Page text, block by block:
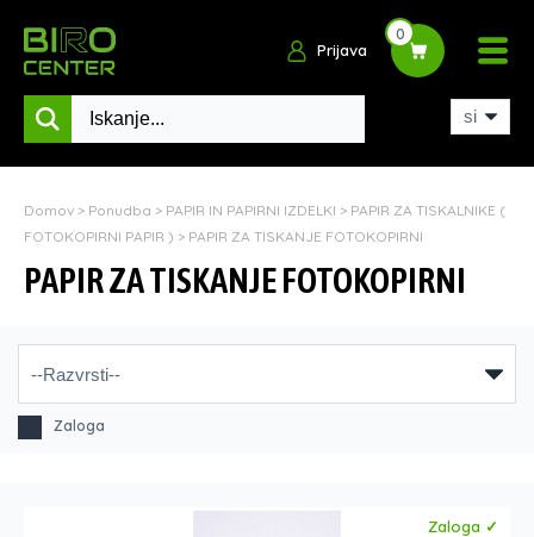
Prijava
0
Domov > Ponudba > PAPIR IN PAPIRNI IZDELKI > PAPIR ZA TISKALNIKE (
FOTOKOPIRNI PAPIR ) > PAPIR ZA TISKANJE FOTOKOPIRNI
PAPIR ZA TISKANJE FOTOKOPIRNI
Zaloga
Zaloga ✓